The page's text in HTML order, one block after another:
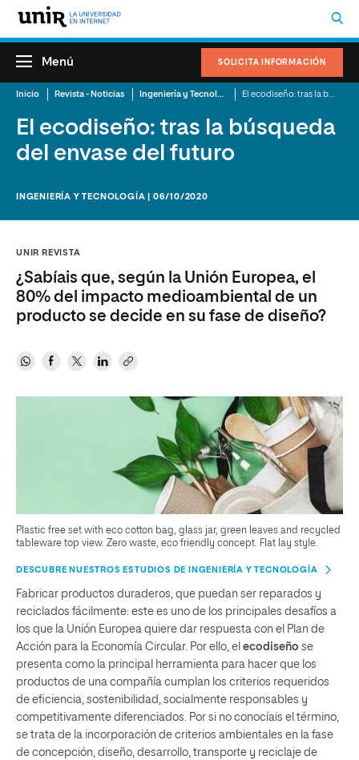
SOLICITA INFORMACIÓN
Menú
Inicio Revista - Noticias Ingeniería y Tecnología
El ecodiseño: tras la búsqueda
del envase del futuro
INGENIERÍA Y TECNOLOGÍA | 06/10/2020
UNIR REVISTA
¿Sabíais que, según la Unión Europea, el
80% del impacto medioambiental de un
producto se decide en su fase de diseño?
Plastic free set with eco cotton bag, glass jar, green leaves and recycled
tableware top view. Zero waste, eco friendly concept. Flat lay style.
DESCUBRE NUESTROS ESTUDIOS DE INGENIERÍA Y TECNOLOGÍA
Fabricar productos duraderos, que puedan ser reparados y
reciclados fácilmente: este es uno de los principales desafíos a
los que la Unión Europea quiere dar respuesta con el Plan de
Acción para la Economía Circular. Por ello, el ecodiseño se
presenta como la principal herramienta para hacer que los
productos de una compañía cumplan los criterios requeridos
de eficiencia, sostenibilidad, socialmente responsables y
competitivamente diferenciados. Por si no conocíais el término,
se trata de la incorporación de criterios ambientales en la fase
de concepción, diseño, desarrollo, transporte y reciclaje de